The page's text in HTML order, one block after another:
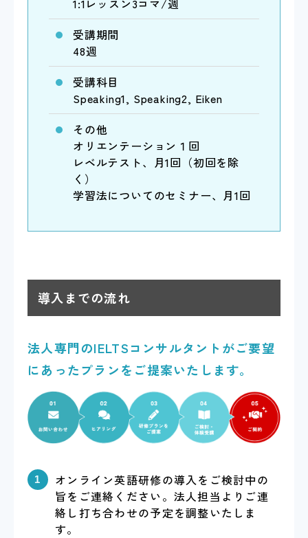
1:1レッスン3コマ/週
受講期間
48週
受講科目
Speaking1, Speaking2, Eiken
その他
オリエンテーション１回
レベルテスト、月1回（初回を除
く）
学習法についてのセミナー、月1回
導入までの流れ
法人専門のIELTSコンサルタントがご要望
にあったプランをご提案いたします。
オンライン英語研修の導入をご検討中の
旨をご連絡ください。法人担当よりご連
絡し打ち合わせの予定を調整いたしま
す。